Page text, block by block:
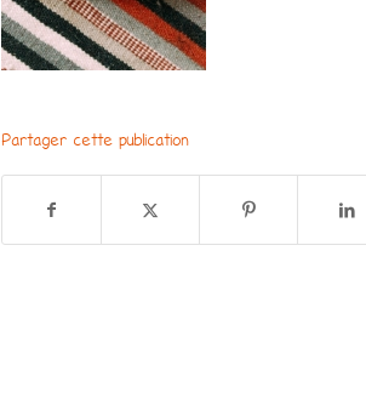
Partager cette publication